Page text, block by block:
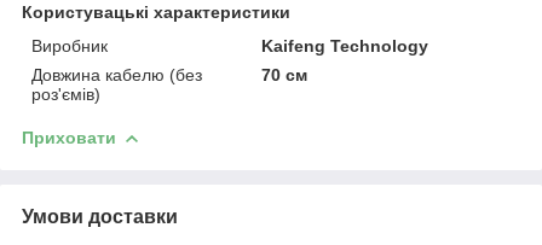
Користувацькi характеристики
Виробник
Kaifeng Technology
Довжина кабелю (без
роз'ємів)
70 см
Приховати
Умови доставки